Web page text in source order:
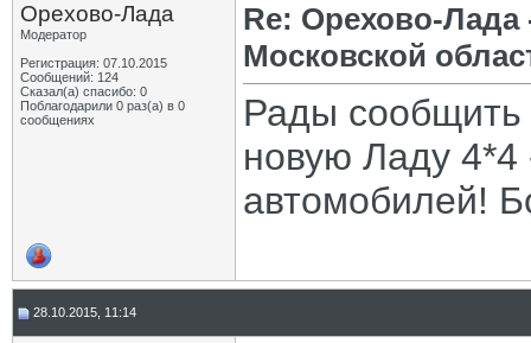
Орехово-Лада
Модератор
Регистрация: 07.10.2015
Сообщений: 124
Сказал(а) спасибо: 0
Поблагодарили 0 раз(а) в 0
сообщениях
Re: Орехово-
Московской
Рады
новую Ладу 4*4
автомобилей!
28.10.2015, 11:14